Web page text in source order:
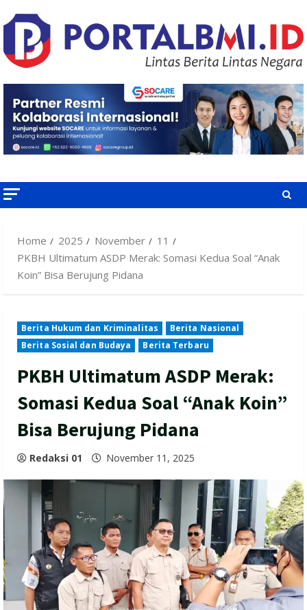
to
content
Home 2025 November
11
PKBH Ultimatum ASDP Merak: Somasi Kedua Soal “Anak
Koin” Bisa Berujung Pidana
Berita Hukum dan Kriminalitas
Berita Nasional
Berita Sosial dan Budaya
Berita Terbaru
PKBH Ultimatum ASDP Merak:
Somasi Kedua Soal “Anak Koin”
Bisa Berujung Pidana
Redaksi 01 November 11, 2025